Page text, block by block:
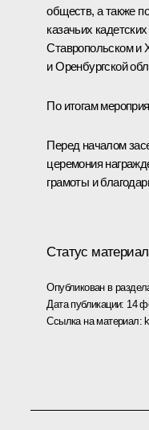
обществ, а также
казачьих
Ставропольском и
и Оренбургской
По итогам
Перед началом
церемония
грамоты и
Статус
Опубликован в
Дата публикации: 14
Ссылка на материал: